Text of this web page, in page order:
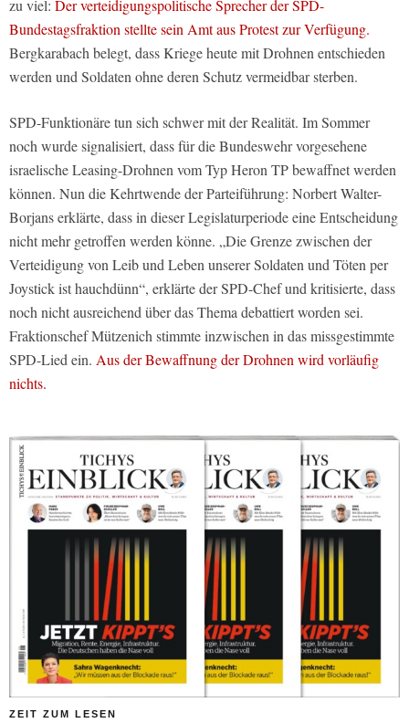
zu viel: Der verteidigungspolitische Sprecher der SPD-
Bundestagsfraktion stellte sein Amt aus Protest zur Verfügung.
Bergkarabach belegt, dass Kriege heute mit Drohnen entschieden
werden und Soldaten ohne deren Schutz vermeidbar sterben.
SPD-Funktionäre tun sich schwer mit der Realität. Im Sommer
noch wurde signalisiert, dass für die Bundeswehr vorgesehene
israelische Leasing-Drohnen vom Typ Heron TP bewaffnet werden
können. Nun die Kehrtwende der Parteiführung: Norbert Walter-
Borjans erklärte, dass in dieser Legislaturperiode eine Entscheidung
nicht mehr getroffen werden könne. „Die Grenze zwischen der
Verteidigung von Leib und Leben unserer Soldaten und Töten per
Joystick ist hauchdünn“, erklärte der SPD-Chef und kritisierte, dass
noch nicht ausreichend über das Thema debattiert worden sei.
Fraktionschef Mützenich stimmte inzwischen in das missgestimmte
SPD-Lied ein. Aus der Bewaffnung der Drohnen wird vorläufig
nichts.
ZEIT ZUM LESEN